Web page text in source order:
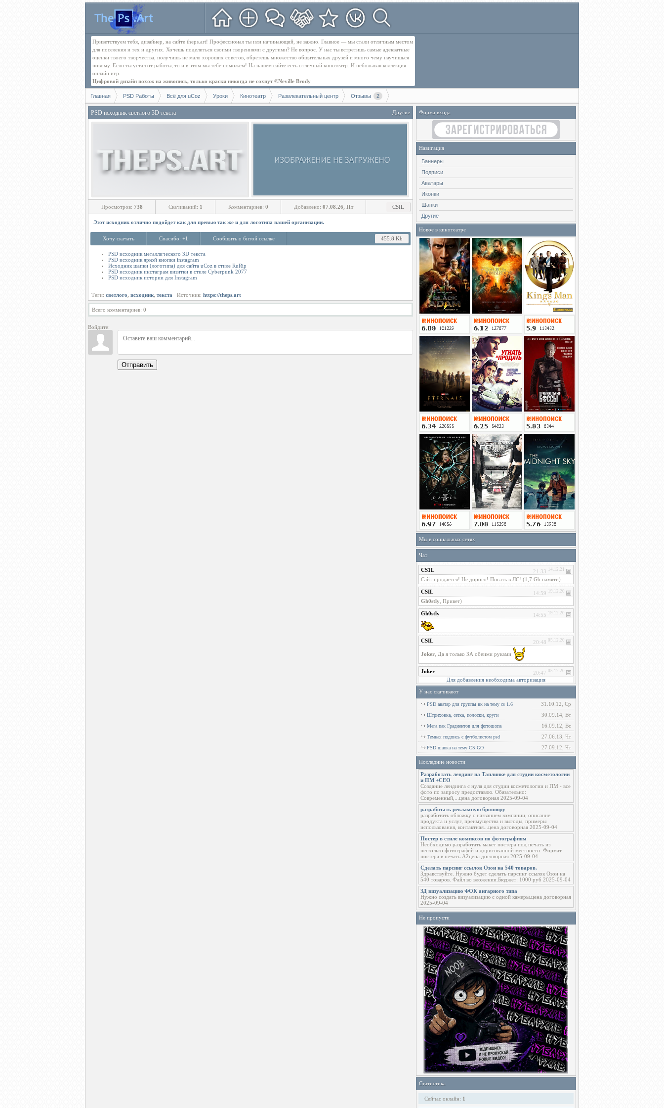
Приветствуем тебя, дизайнер, на сайте theps.art! Профессионал ты или начинающий, не важно. Главное — мы стали отличным местом
для поселения и тех и других. Хочешь поделиться своими творениями с другими? Не вопрос. У нас ты встретишь самые адекватные
оценки твоего творчества, получишь не мало хороших советов, обретешь множество общительных друзей и много чему научишься
новому. Если ты устал от работы, то и в этом мы тебе поможем! На нашем сайте есть отличный кинотеатр. И небольшая коллекция
онлайн игр.
Цифровой дизайн похож на живопись, только краски никогда не сохнут ©Neville Brody
Главная PSD Работы Всё для uCoz Уроки Кинотеатр Развлекательный центр Отзывы 2
Другие
PSD исходник светлого 3D текста
Просмотров: 738 Скачиваний: 1 Комментариев: 0 Добавлено: 07.08.26, Пт CSIL
Этот исходник отлично подойдет как для превью так же и для логотипа вашей организации.
Хочу скачать Спасибо: +1 Сообщить о битой ссылке 455.8 Kb
PSD исходник металлического 3D текста
PSD исходник яркой кнопки instagram
Исходник шапки (логотипа) для сайта uCoz в стиле RuRip
PSD исходник инстаграм визитки в стиле Cyberpunk 2077
PSD исходник истории для Instagram
Теги: светлого, исходник, текста Источник: https://theps.art
Всего комментариев: 0
Войдите:
Отправить
Форма входа
Навигация
Баннеры
Подписи
Аватары
Иконки
Шапки
Другие
Новое в кинотеатре
Мы в социальных сетях
Чат
Для добавления необходима авторизация
У нас скачивают
31.10.12, Ср
PSD аватар для группы вк на тему cs 1.6
30.09.14, Вт
Штриховка, сетка, полоски, круги
16.09.12, Вс
Мега пак Градиентов для фотошопа
27.06.13, Чт
Темная подпись с футболистом psd
27.09.12, Чт
PSD шапка на тему CS:GO
Последние новости
Разработать лендинг на Таплинке для студии косметологии
и ПМ +СЕО
Создание лендинга с нуля для студии косметологии и ПМ - все
фото по запросу предоставлю. Обязательно:
Современный,...цена договорная 2025-09-04
разработать рекламную брошюру
разработать обложку с названием компании, описание
продукта и услуг, преимущества и выгоды, примеры
использования, контактная...цена договорная 2025-09-04
Постер в стиле комиксов по фотографиям
Необходимо разработать макет постера под печать из
несколько фотографий и дорисованной местности. Формат
постера в печать А2цена договорная 2025-09-04
Сделать парсинг ссылок Озон на 540 товаров.
Здравствуйте. Нужно будет сделать парсинг ссылок Озон на
540 товаров. Файл во вложении.Бюджет: 1000 руб 2025-09-04
ЗД визуализацию ФОК ангарного типа
Нужно создать визуализацию с одной камеры.цена договорная
2025-09-04
Не пропусти
Статистика
Сейчас онлайн: 1